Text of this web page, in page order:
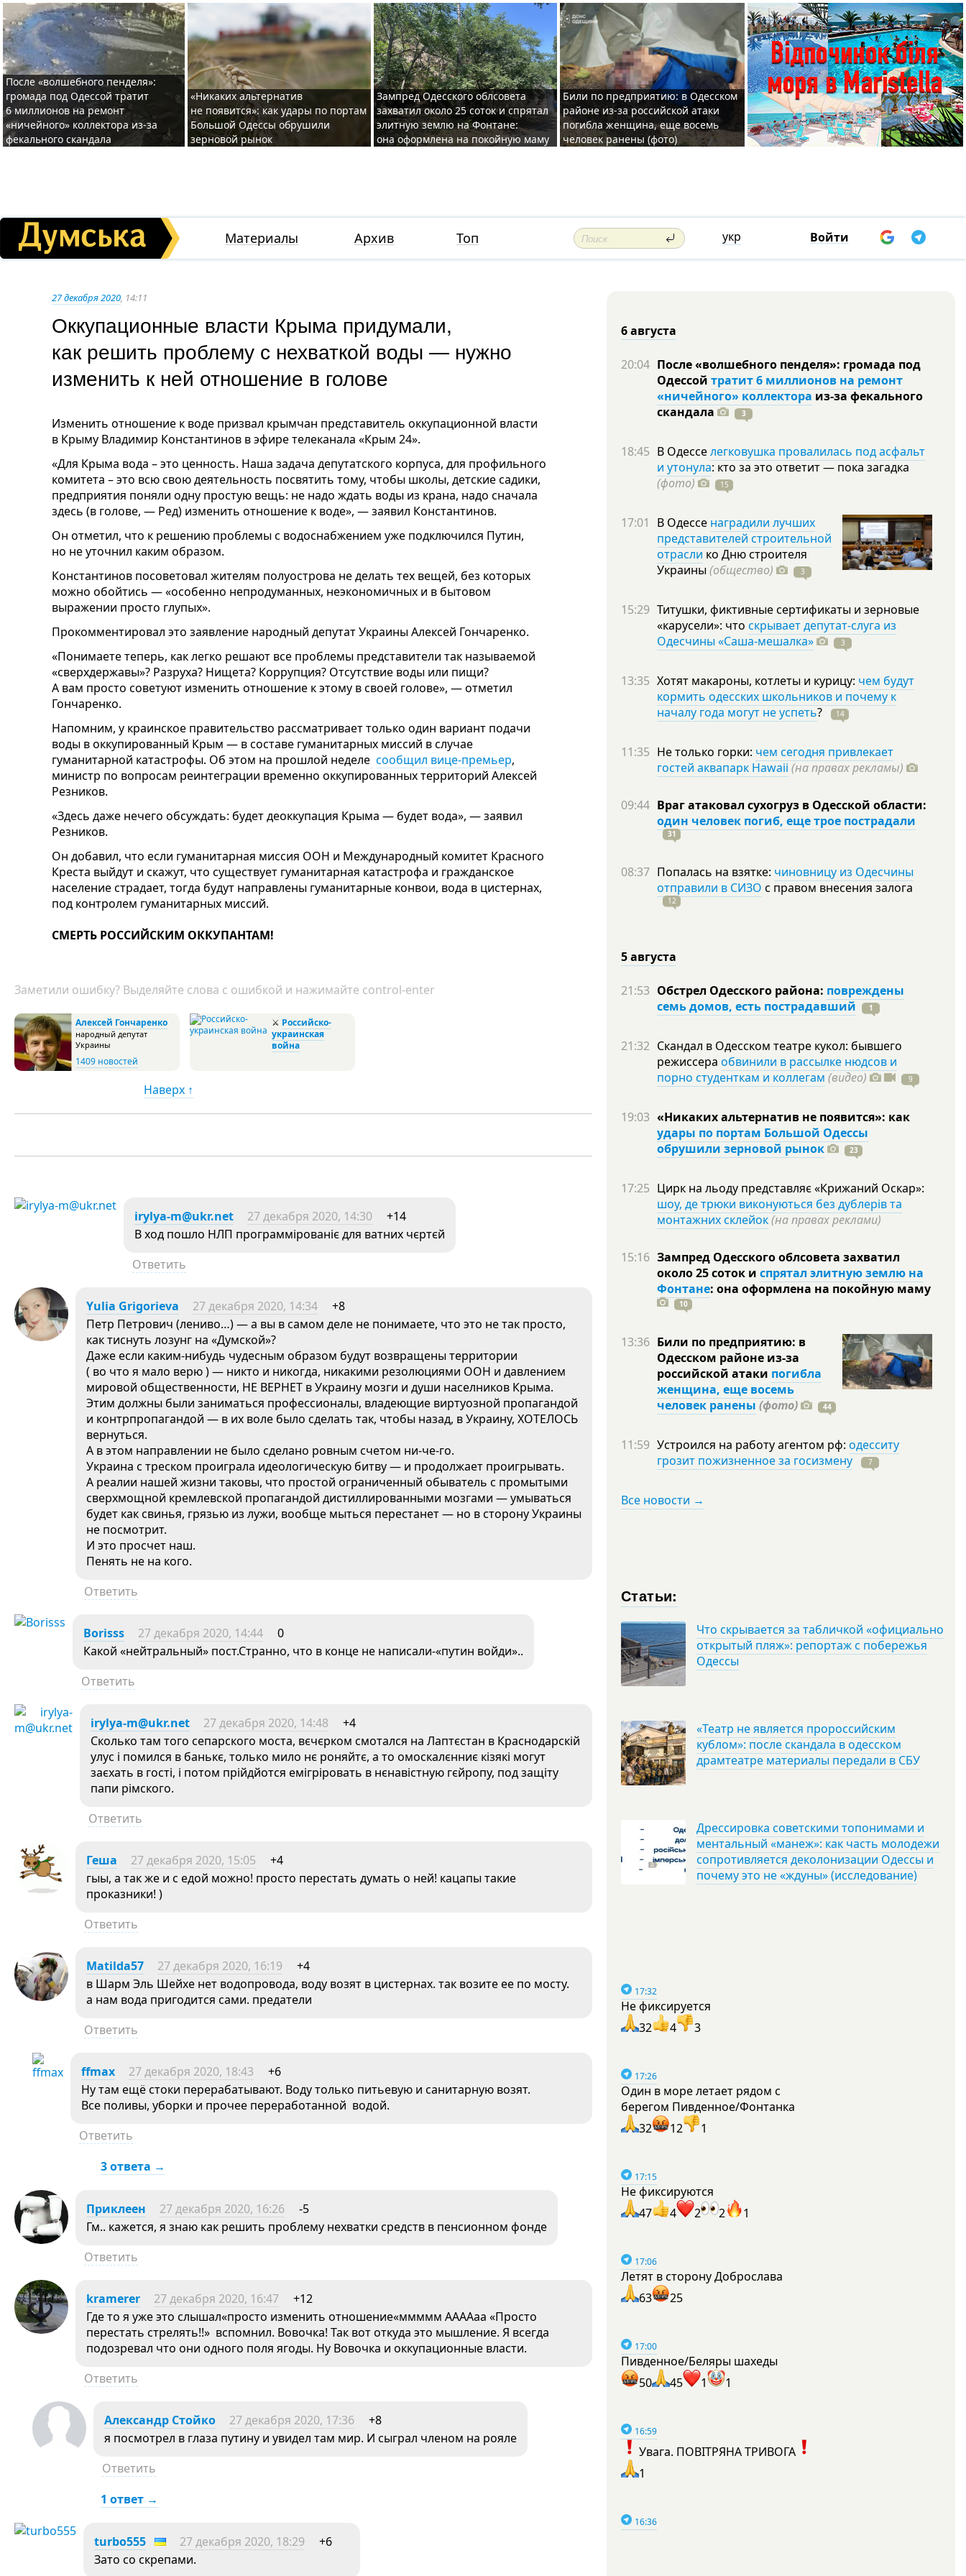
После «волшебного пенделя»:
громада под Одессой тратит
6 миллионов на ремонт
«ничейного» коллектора из-за
фекального скандала
«Никаких альтернатив
не появится»: как удары по портам
Большой Одессы обрушили
зерновой рынок
Зампред Одесского облсовета
захватил около 25 соток и спрятал
элитную землю на Фонтане:
она оформлена на покойную маму
Били по предприятию: в Одесском
районе из-за российской атаки
погибла женщина, еще восемь
человек ранены (фото)
Материалы Архив Топ укр Войти
27 декабря 2020, 14:11
Оккупационные власти Крыма придумали,
как решить проблему с нехваткой воды — нужно
изменить к ней отношение в голове
Изменить отношение к воде призвал крымчан представитель оккупационной власти
в Крыму Владимир Константинов в эфире телеканала «Крым 24».
«Для Крыма вода – это ценность. Наша задача депутатского корпуса, для профильного
комитета – это всю свою деятельность посвятить тому, чтобы школы, детские садики,
предприятия поняли одну простую вещь: не надо ждать воды из крана, надо сначала
здесь (в голове, — Ред) изменить отношение к воде», — заявил Константинов.
Он отметил, что к решению проблемы с водоснабжением уже подключился Путин,
но не уточнил каким образом.
Константинов посоветовал жителям полуострова не делать тех вещей, без которых
можно обойтись — «особенно непродуманных, неэкономичных и в бытовом
выражении просто глупых».
Прокомментировал это заявление народный депутат Украины Алексей Гончаренко.
«Понимаете теперь, как легко решают все проблемы представители так называемой
«сверхдержавы»? Разруха? Нищета? Коррупция? Отсутствие воды или пищи?
А вам просто советуют изменить отношение к этому в своей голове», — отметил
Гончаренко.
Напомним, у краинское правительство рассматривает только один вариант подачи
воды в оккупированный Крым — в составе гуманитарных миссий в случае
гуманитарной катастрофы. Об этом на прошлой неделе сообщил вице-премьер,
министр по вопросам реинтеграции временно оккупированных территорий Алексей
Резников.
«Здесь даже нечего обсуждать: будет деоккупация Крыма — будет вода», — заявил
Резников.
Он добавил, что если гуманитарная миссия ООН и Международный комитет Красного
Креста выйдут и скажут, что существует гуманитарная катастрофа и гражданское
население страдает, тогда будут направлены гуманитарные конвои, вода в цистернах,
под контролем гуманитарных миссий.
СМЕРТЬ РОССИЙСКИМ ОККУПАНТАМ!
Заметили ошибку? Выделяйте слова с ошибкой и нажимайте control-enter
Алексей Гончаренко
народный депутат
Украины
1409 новостей
⚔ Российско-
украинская
война
Наверх ↑
irylya-m@ukr.net 27 декабря 2020, 14:30
+14
В ход пошло НЛП программірованіє для ватних чєртєй
Ответить
Yulia Grigorieva 27 декабря 2020, 14:34
+8
Петр Петрович (лениво…) — а вы в самом деле не понимаете, что это не так просто,
как тиснуть лозунг на «Думской»?
Даже если каким-нибудь чудесным образом будут возвращены территории
( во что я мало верю ) — никто и никогда, никакими резолюциями ООН и давлением
мировой общественности, НЕ ВЕРНЕТ в Украину мозги и души населников Крыма.
Этим должны были заниматься профессионалы, владеющие виртуозной пропагандой
и контрпропагандой — в их воле было сделать так, чтобы назад, в Украину, ХОТЕЛОСЬ
вернуться.
А в этом направлении не было сделано ровным счетом ни-че-го.
Украина с треском проиграла идеологическую битву — и продолжает проигрывать.
А реалии нашей жизни таковы, что простой ограниченный обыватель с промытыми
сверхмощной кремлевской пропагандой дистиллированными мозгами — умываться
будет как свинья, грязью из лужи, вообще мыться перестанет — но в сторону Украины
не посмотрит.
И это просчет наш.
Пенять не на кого.
Ответить
Borisss 27 декабря 2020, 14:44
0
Какой «нейтральный» пост.Странно, что в конце не написали-«путин войди»..
Ответить
irylya-m@ukr.net 27 декабря 2020, 14:48
+4
Сколько там того сепарского моста, вєчєрком смотался на Лаптєстан в Краснодарскій
улус і помился в банькє, только мило нє роняйтє, а то омоскалєнниє кізякі могут
заєхать в гості, і потом прійдйотся емігріровать в нєнавістную гєйропу, под защіту
папи рімского.
Ответить
Геша 27 декабря 2020, 15:05
+4
гыы, а так же и с едой можно! просто перестать думать о ней! кацапы такие
проказники! )
Ответить
Matilda57 27 декабря 2020, 16:19
+4
в Шарм Эль Шейхе нет водопровода, воду возят в цистернах. так возите ее по мосту.
а нам вода пригодится сами. предатели
Ответить
ffmax 27 декабря 2020, 18:43
+6
Ну там ещё стоки перерабатывают. Воду только питьевую и санитарную возят.
Все поливы, уборки и прочее переработанной водой.
Ответить
3 ответа →
Приклеен 27 декабря 2020, 16:26
-5
Гм.. кажется, я знаю как решить проблему нехватки средств в пенсионном фонде
Ответить
kramerer 27 декабря 2020, 16:47
+12
Где то я уже это слышал«просто изменить отношение«ммммм ААААаа «Просто
перестать стрелять!!» вспомнил. Вовочка! Так вот откуда это мышление. Я всегда
подозревал что они одного поля ягоды. Ну Вовочка и оккупационные власти.
Ответить
Александр Стойко 27 декабря 2020, 17:36
+8
я посмотрел в глаза путину и увидел там мир. И сыграл членом на рояле
Ответить
1 ответ →
turbo555 27 декабря 2020, 18:29
+6
Зато со скрепами.
6 августа
20:04 После «волшебного пенделя»: громада под
Одессой тратит 6 миллионов на ремонт
«ничейного» коллектора из-за фекального
скандала
3
18:45 В Одесселегковушка провалилась под асфальт
и утонула: кто за это ответит — пока загадка
(фото)
15
17:01 В Одессе наградили лучших
представителей строительной
отрасли ко Дню строителя
Украины (общество) 3
15:29 Титушки, фиктивные сертификаты и зерновые
«карусели»: что скрывает депутат-слуга из
Одесчины «Саша-мешалка»
3
13:35 Хотят макароны, котлеты и курицу: чем будут
кормить одесских школьников и почему к
началу года могут не успеть? 14
11:35 Не только горки: чем сегодня привлекает
гостей аквапарк Hawaii (на правах рекламы)
09:44 Враг атаковал сухогруз в Одесской области:
один человек погиб, еще трое пострадали
31
08:37 Попалась на взятке: чиновницу из Одесчины
отправили в СИЗО с правом внесения залога
12
5 августа
21:53 Обстрел Одесского района: повреждены
семь домов, есть пострадавший
1
21:32 Скандал в Одесском театре кукол: бывшего
режиссера обвинили в рассылке нюдсов и
порно студенткам и коллегам (видео) 9
19:03 «Никаких альтернатив не появится»: как
удары по портам Большой Одессы
обрушили зерновой рынок
23
17:25 Цирк на льоду представляє «Крижаний Оскар»:
шоу, де трюки виконуються без дублерів та
монтажних склейок(на правах реклами)
15:16 Зампред Одесского облсовета захватил
около 25 соток и спрятал элитную землю на
Фонтане: она оформлена на покойную маму
10
13:36 Били по предприятию: в
Одесском районе из-за
российской атаки погибла
женщина, еще восемь
человек ранены (фото) 44
11:59 Устроился на работу агентом рф: одесситу
грозит пожизненное за госизмену
7
Все новости →
Статьи:
Что скрывается за табличкой «официально
открытый пляж»: репортаж с побережья
Одессы
«Театр не является пророссийским
кублом»: после скандала в одесском
драмтеатре материалы передали в СБУ
Дрессировка советскими топонимами и
ментальный «манеж»: как часть молодежи
сопротивляется деколонизации Одессы и
почему это не «ждуны» (исследование)
17:32
Не фиксируется
32
4 3
17:26
Один в море летает рядом с
берегом Пивденное/Фонтанка
32
12 1
17:15
Не фиксируются
47
4 2 2 1
17:06
Летят в сторону Доброслава
63
25
17:00
Пивденное/Беляры шахеды
50
45 1 1
16:59
Увага. ПОВІТРЯНА ТРИВОГА
1
16:36